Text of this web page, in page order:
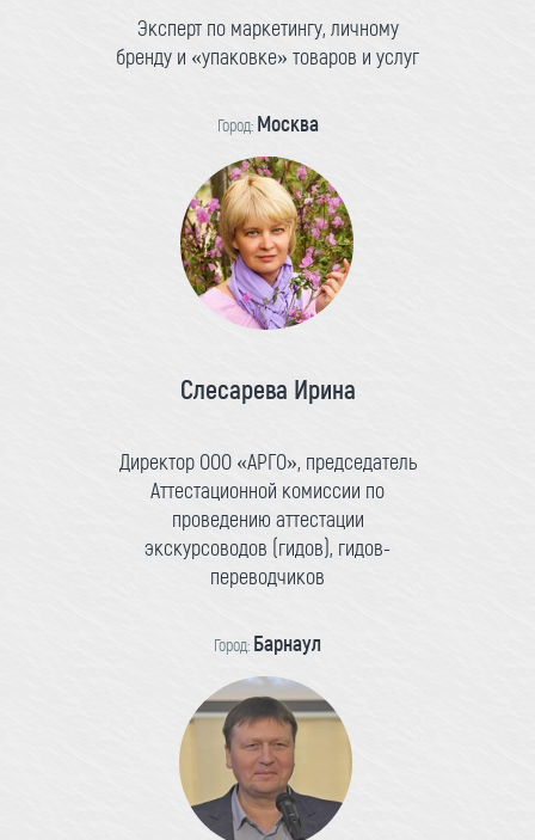
Эксперт по маркетингу, личному
бренду и «упаковке» товаров и услуг
Город: Москва
Слесарева Ирина
Директор ООО «АРГО», председатель
Аттестационной комиссии по
проведению аттестации
экскурсоводов (гидов), гидов-
переводчиков
Город: Барнаул